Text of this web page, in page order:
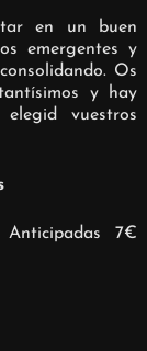
en un buen
emergentes y
Os
y hay
vuestros
7€